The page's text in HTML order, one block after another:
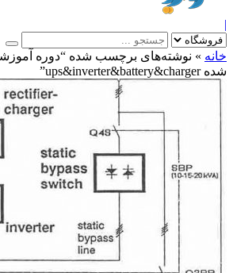
»نوشته‌های برچسب شده “دوره آموزشی